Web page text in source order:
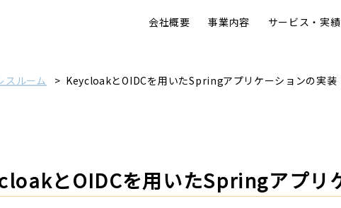
会社概要 事業内容 サービス・実績
スルーム KeycloakとOIDCを用いたSpringアプリケーションの実装
とOIDCを用いたSpringアプリ